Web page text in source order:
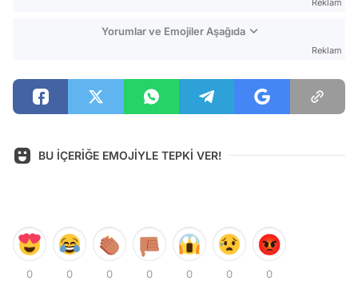
Reklam
Yorumlar ve Emojiler Aşağıda
Reklam
BU İÇERİĞE EMOJİYLE TEPKİ VER!
0 0 0 0 0 0 0